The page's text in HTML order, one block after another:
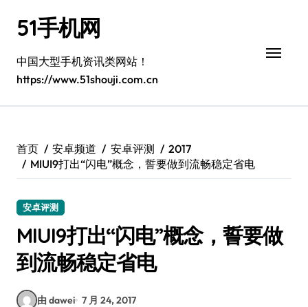
51手机网
中国大型手机资讯类网站！
https://www.51shouji.com.cn
首页 安卓频道 安卓评测
2017
MIUI9打出“闪电”概念，誓要做到流畅稳定省电
安卓评测
MIUI9打出“闪电”概念，誓要做
到流畅稳定省电
由 dawei 7 月 24, 2017